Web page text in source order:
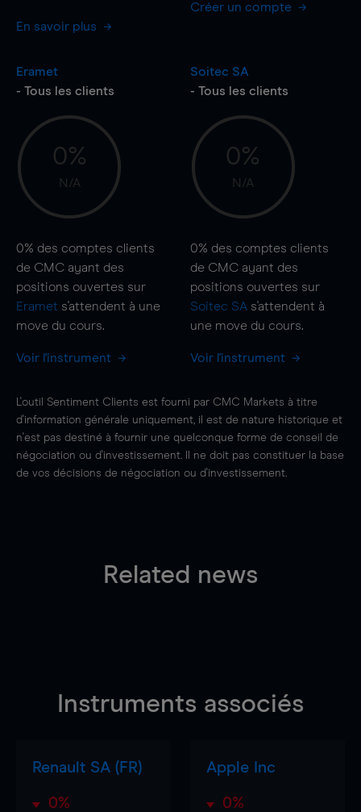
En savoir plus
Créer un compte
Eramet
- Tous les clients
0%
N/A
0% des comptes clients
de CMC ayant des
positions ouvertes sur
Eramet s'attendent à une
move du cours.
Voir l'instrument
Soitec SA
- Tous les clients
0%
N/A
0% des comptes clients
de CMC ayant des
positions ouvertes sur
Soitec SA s'attendent à
une move du cours.
Voir l'instrument
L'outil Sentiment Clients est fourni par CMC Markets à titre
d'information générale uniquement, il est de nature historique et
n'est pas destiné à fournir une quelconque forme de conseil de
négociation ou d'investissement. Il ne doit pas constituer la base
de vos décisions de négociation ou d'investissement.
Related news
Instruments associés
Renault SA (FR)
0%
Apple Inc
0%